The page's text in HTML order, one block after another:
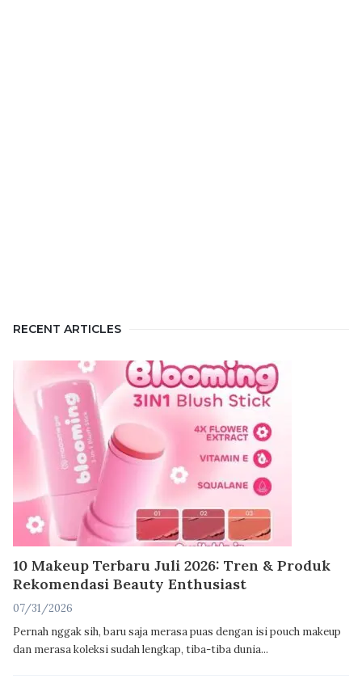
RECENT ARTICLES
10 Makeup Terbaru Juli 2026: Tren & Produk
Rekomendasi Beauty Enthusiast
07/31/2026
Pernah nggak sih, baru saja merasa puas dengan isi pouch makeup
dan merasa koleksi sudah lengkap, tiba-tiba dunia...